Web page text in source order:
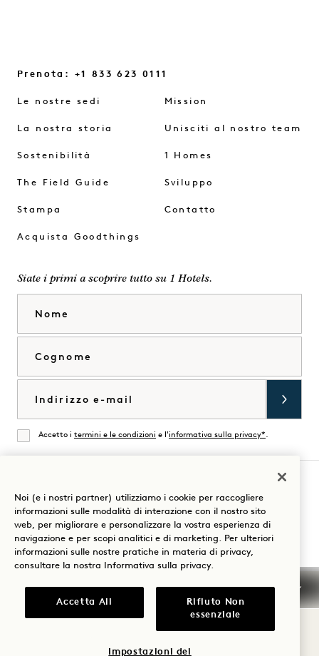
Prenota: +1 833 623 0111
Le nostre sedi
La nostra storia
Sostenibilità
The Field Guide
Stampa
Acquista Goodthings
Mission
Unisciti al nostro team
1 Homes
Sviluppo
Contatto
Siate i primi a scoprire tutto su 1 Hotels.
Accordati
Accetto i termini e le condizioni e l'informativa sulla privacy*.
Visita
1
Hotels
su
Visita
1
Hotels
su
Visita
1
Hotels
su
Visita
1
Hotels
su
Visita
1
Hotels
su
Visita
1
Hotels
Guida al soggiorno
Termini e condizioni
Informativa sulla privacy
Accessibilità
Termini e condizioni Mission
Cookie Settings
Noi (e i nostri partner) utilizziamo i cookie per raccogliere
informazioni sulle modalità di interazione con il nostro sito
web, per migliorare e personalizzare la vostra esperienza di
navigazione e per scopi analitici e di marketing. Per ulteriori
informazioni sulle nostre pratiche in materia di privacy,
consultare la nostra
Informativa sulla privacy.
Accetta All
Rifiuto Non
essenziale
Impostazioni dei